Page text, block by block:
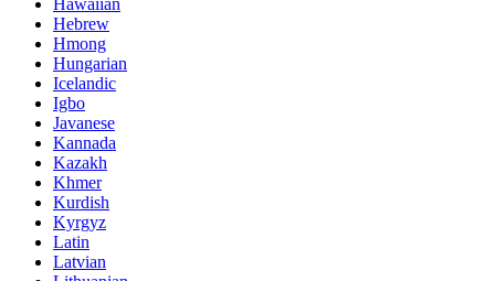
Hawaiian
Hebrew
Hmong
Hungarian
Icelandic
Igbo
Javanese
Kannada
Kazakh
Khmer
Kurdish
Kyrgyz
Latin
Latvian